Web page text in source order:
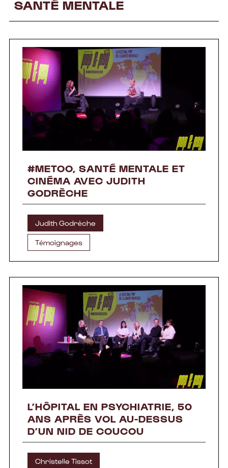
SANTÉ MENTALE
#METOO, SANTÉ MENTALE ET
CINÉMA AVEC JUDITH
GODRÈCHE
Judith Godrèche
Témoignages
L’HÔPITAL EN PSYCHIATRIE, 50
ANS APRÈS VOL AU-DESSUS
D’UN NID DE COUCOU
Christelle Tissot